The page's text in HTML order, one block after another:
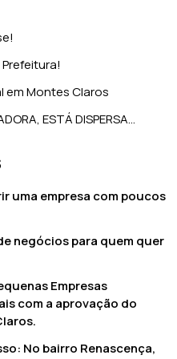
em Montes Claros
ESTÁ DISPERSA…
uma empresa com poucos
negócios para quem quer
Empresas
com a aprovação do
No bairro Renascença,